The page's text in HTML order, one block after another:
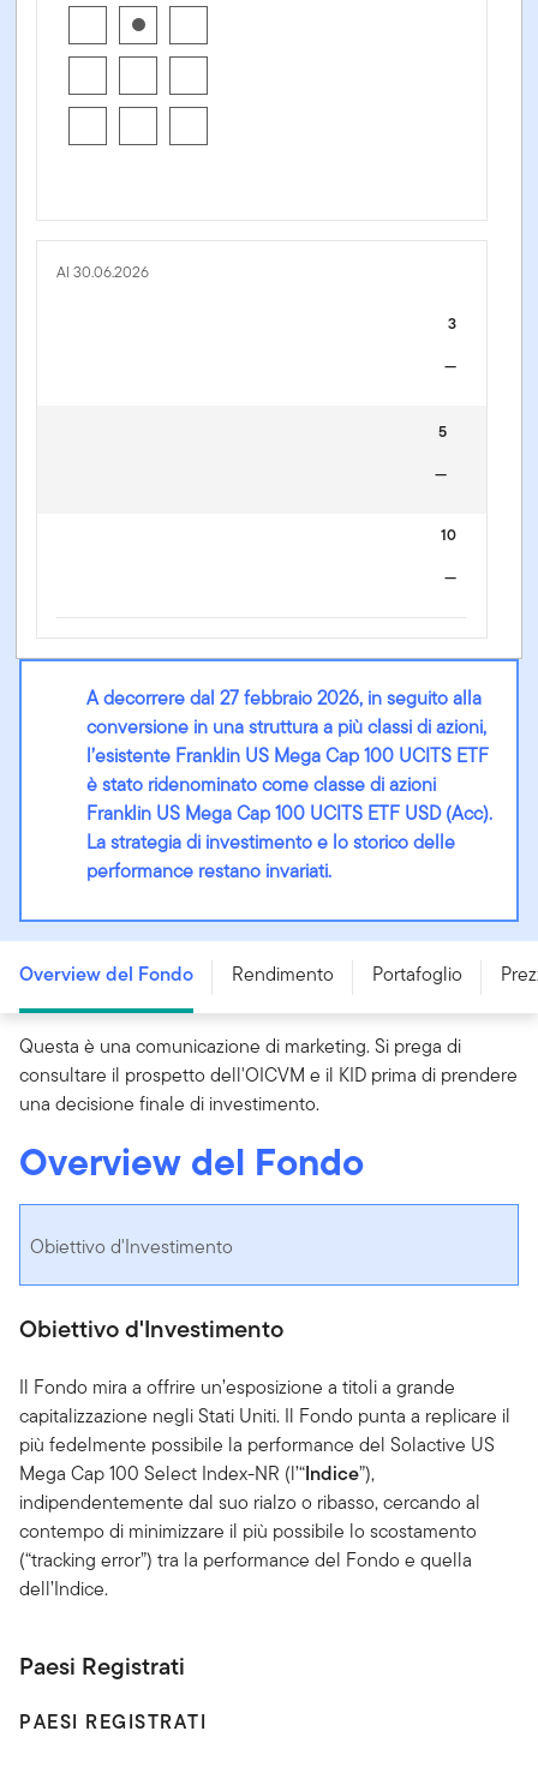
Al 30.06.2026
3
—
5
—
10
—
A decorrere dal 27 febbraio 2026, in seguito alla
conversione in una struttura a più classi di azioni,
l’esistente Franklin US Mega Cap 100 UCITS ETF
è stato ridenominato come classe di azioni
Franklin US Mega Cap 100 UCITS ETF USD (Acc).
La strategia di investimento e lo storico delle
performance restano invariati.
IE0008M1R3N4
Overview del Fondo Rendimento Portafoglio
Questa è una comunicazione di marketing. Si prega di
consultare il prospetto dell'OICVM e il KID prima di prendere
una decisione finale di investimento.
Overview del Fondo
Obiettivo d'Investimento
Obiettivo d'Investimento
Il Fondo mira a offrire un’esposizione a titoli a grande
capitalizzazione negli Stati Uniti. Il Fondo punta a replicare il
più fedelmente possibile la performance del Solactive US
Mega Cap 100 Select Index-NR (l’“Indice”),
indipendentemente dal suo rialzo o ribasso, cercando al
contempo di minimizzare il più possibile lo scostamento
(“tracking error”) tra la performance del Fondo e quella
dell’Indice.
Paesi Registrati
PAESI REGISTRATI